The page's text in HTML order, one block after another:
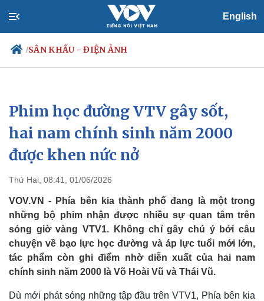
English
/SÂN KHẤU - ĐIỆN ẢNH
Chính trị
Đảng
Tổ chức nhân sự
Quốc hội
Nhận diện sự thật
Xã hội
Tin 24h
Dự báo thời tiết
Phim học đường VTV gây sốt,
hai nam chính sinh năm 2000
được khen nức nở
Thứ Hai, 08:41, 01/06/2026
VOV.VN - Phía bên kia thành phố đang là một trong
những bộ phim nhận được nhiều sự quan tâm trên
sóng giờ vàng VTV1. Không chỉ gây chú ý bởi câu
chuyện về bạo lực học đường và áp lực tuổi mới lớn,
tác phẩm còn ghi điểm nhờ diễn xuất của hai nam
chính sinh năm 2000 là Võ Hoài Vũ và Thái Vũ.
Dù mới phát sóng những tập đầu trên VTV1, Phía bên kia